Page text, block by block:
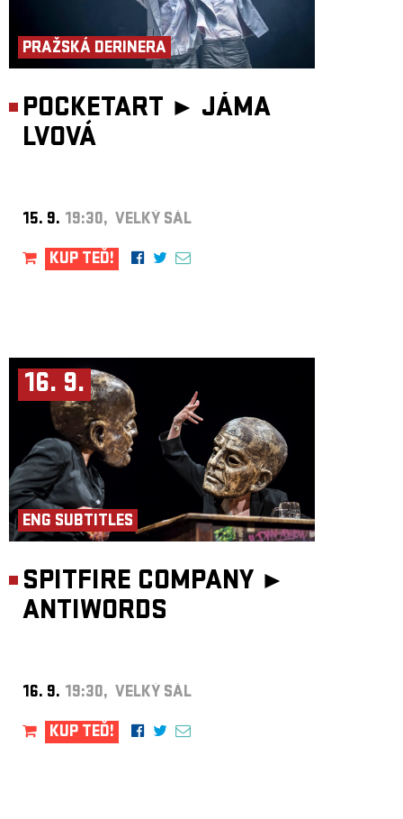
PRAŽSKÁ DERINERA
POCKETART ► JÁMA
LVOVÁ
15. 9. 19:30, VELKÝ SÁL
KUP TEĎ!
16. 9.
ENG SUBTITLES
SPITFIRE COMPANY ►
ANTIWORDS
16. 9. 19:30, VELKÝ SÁL
KUP TEĎ!